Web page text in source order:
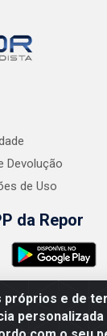
e de
Devolução
de Uso
da Repor